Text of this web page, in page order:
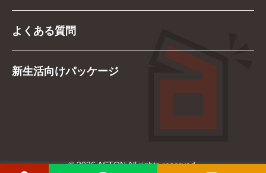
よくある質問
新生活向けパッケージ
© 2026 ASTON All rights reserved.